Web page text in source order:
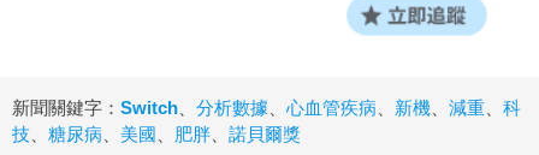
新聞關鍵字： Switch 分析數據 心血管疾病 新機 減重
科
技
糖尿病 美國 肥胖 諾貝爾獎